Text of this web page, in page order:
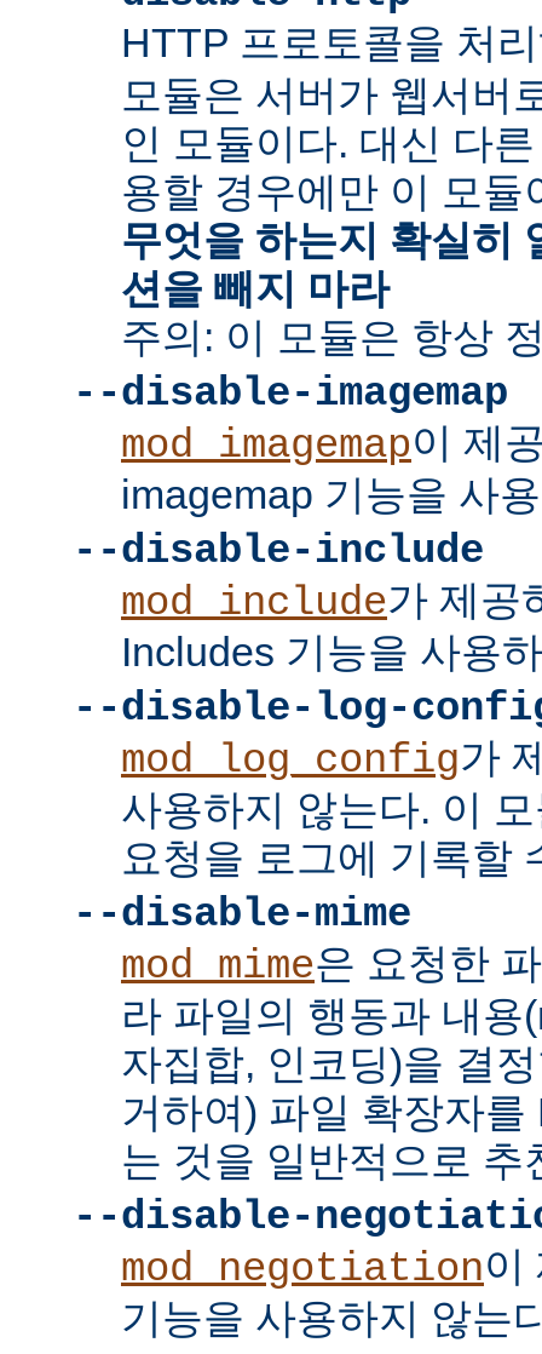
HTTP 프로토콜을 처
모듈은 서버가 웹서버
인 모듈이다. 대신 다
용할 경우에만 이 모
무엇을 하는지 확실히
션을 빼지 마라
주의: 이 모듈은 항상
--disable-imagemap
mod_imagemap이 제
imagemap 기능을 사
--disable-include
mod_include가 제공
Includes 기능을 사용
--disable-log-
mod_log_config가
사용하지 않는다. 이
요청을 로그에 기록할
--disable-mime
mod_mime은 요청한
라 파일의 행동과 내용
자집합, 인코딩)을 결
거하여) 파일 확장자
는 것을 일반적으로 추
--disable-
mod_negotiation이
기능을 사용하지 않는